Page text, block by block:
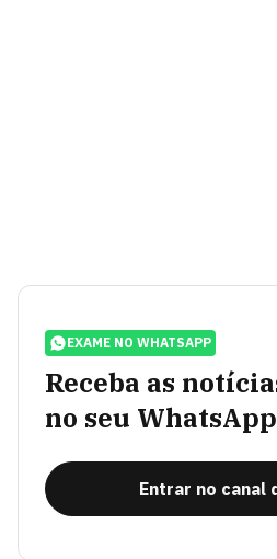
EXAME NO WHATSAPP
Receba as
no seu WhatsApp
Entrar no canal